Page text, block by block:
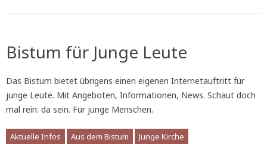
Bistum für Junge Leute
Das Bistum bietet übrigens einen eigenen Internetauftritt für
junge Leute. Mit Angeboten, Informationen, News. Schaut doch
mal rein: da sein. Für junge Menschen.
Aktuelle Infos Aus dem Bistum
Junge Kirche